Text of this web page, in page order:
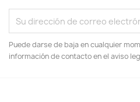
Puede darse de baja en cualquier
información de contacto en el aviso